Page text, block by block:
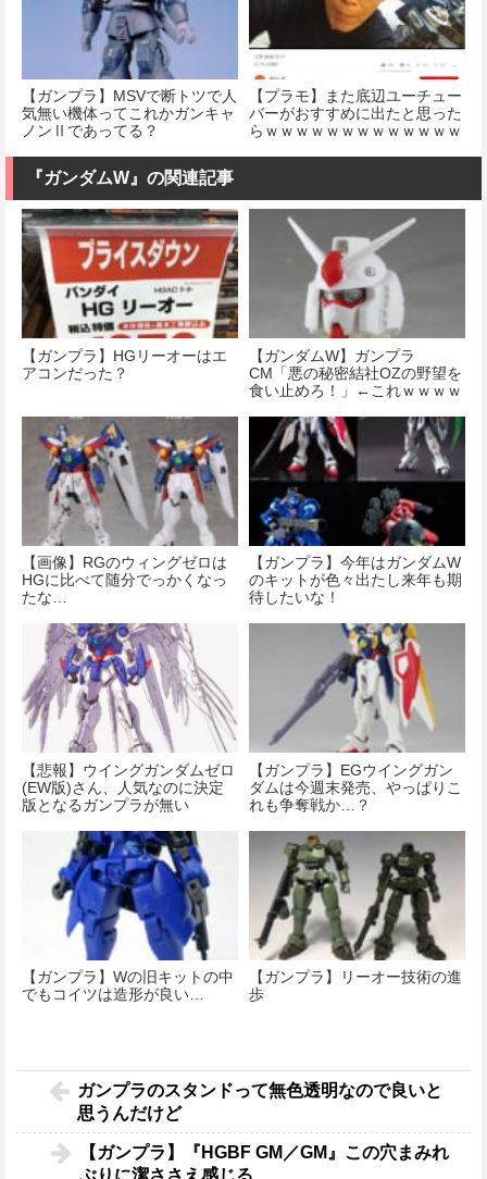
【ガンプラ】MSVで断トツで人
気無い機体ってこれかガンキャ
ノンⅡであってる？
【プラモ】また底辺ユーチュー
バーがおすすめに出たと思った
らｗｗｗｗｗｗｗｗｗｗｗｗｗ
『ガンダムW』の関連記事
【ガンプラ】HGリーオーはエ
アコンだった？
【ガンダムW】ガンプラ
CM「悪の秘密結社OZの野望を
食い止めろ！」←これｗｗｗｗ
【画像】RGのウィングゼロは
HGに比べて随分でっかくなっ
たな…
【ガンプラ】今年はガンダムW
のキットが色々出たし来年も期
待したいな！
【悲報】ウイングガンダムゼロ
(EW版)さん、人気なのに決定
版となるガンプラが無い
【ガンプラ】EGウイングガン
ダムは今週末発売、やっぱりこ
れも争奪戦か…？
【ガンプラ】Wの旧キットの中
でもコイツは造形が良い…
【ガンプラ】リーオー技術の進
歩
ガンプラのスタンドって無色透明なので良いと
思うんだけど
【ガンプラ】『HGBF GM／GM』この穴まみれ